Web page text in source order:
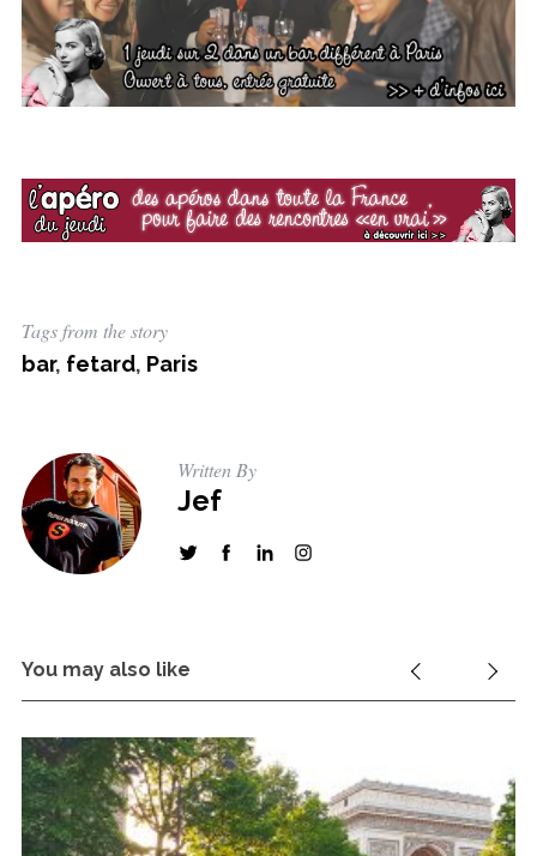
Tags from the story
bar, fetard, Paris
Written By
Jef
You may also like